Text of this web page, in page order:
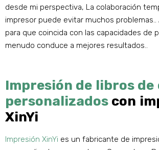
desde mi perspectiva, La colaboración
impresor puede evitar muchos
para que coincida con las capacidades de
menudo conduce a mejores resultados..
Impresión de libros
personalizados con
XinYi
Impresión XinYi es un fabricante de